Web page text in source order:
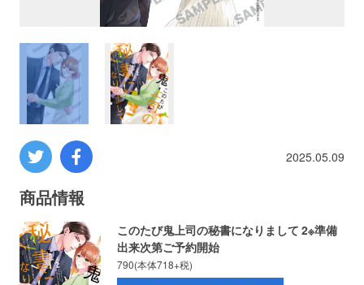
2025.05.09
商品情報
このたび鬼上司の秘書になりまして 2※準備
出来次第ご予約開始
790(本体718+税)
コンピューター
ミリタリー
その他
イベント 特典
フェア お知らせ